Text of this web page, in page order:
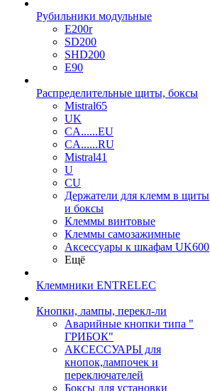
Рубильники модульные
E200r
SD200
SHD200
E90
Распределительные щиты, боксы
Mistral65
UK
CA......EU
CA......RU
Mistral41
U
CU
Держатели для клемм в щиты
и боксы
Клеммы винтовые
Клеммы самозажимные
Аксессуары к шкафам UK600
Ещё
Клеммники ENTRELEC
Кнопки, лампы, перекл-ли
Аварийные кнопки типа "
ГРИБОК"
АКСЕССУАРЫ для
кнопок,лампочек и
переключателей
Боксы для установки